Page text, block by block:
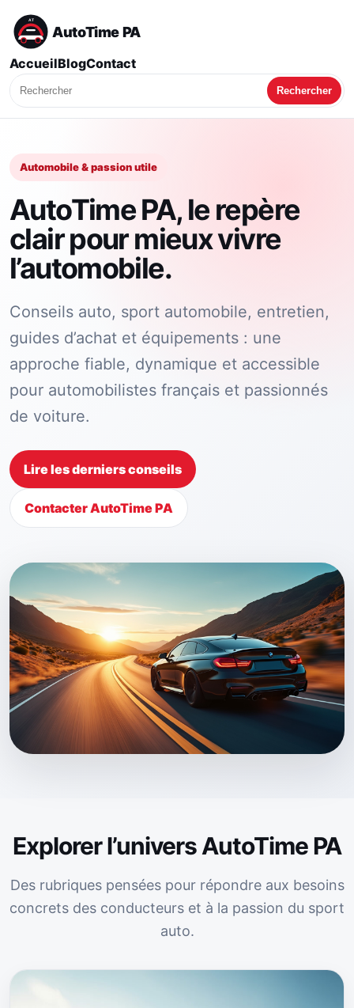
AutoTime PA
AccueilBlogContact
Rechercher
Automobile & passion utile
AutoTime PA, le repère
clair pour mieux vivre
l’automobile.
Conseils auto, sport automobile, entretien,
guides d’achat et équipements : une
approche fiable, dynamique et accessible
pour automobilistes français et passionnés
de voiture.
Lire les derniers conseils
Contacter AutoTime PA
Explorer l’univers AutoTime PA
Des rubriques pensées pour répondre aux besoins
concrets des conducteurs et à la passion du sport
auto.